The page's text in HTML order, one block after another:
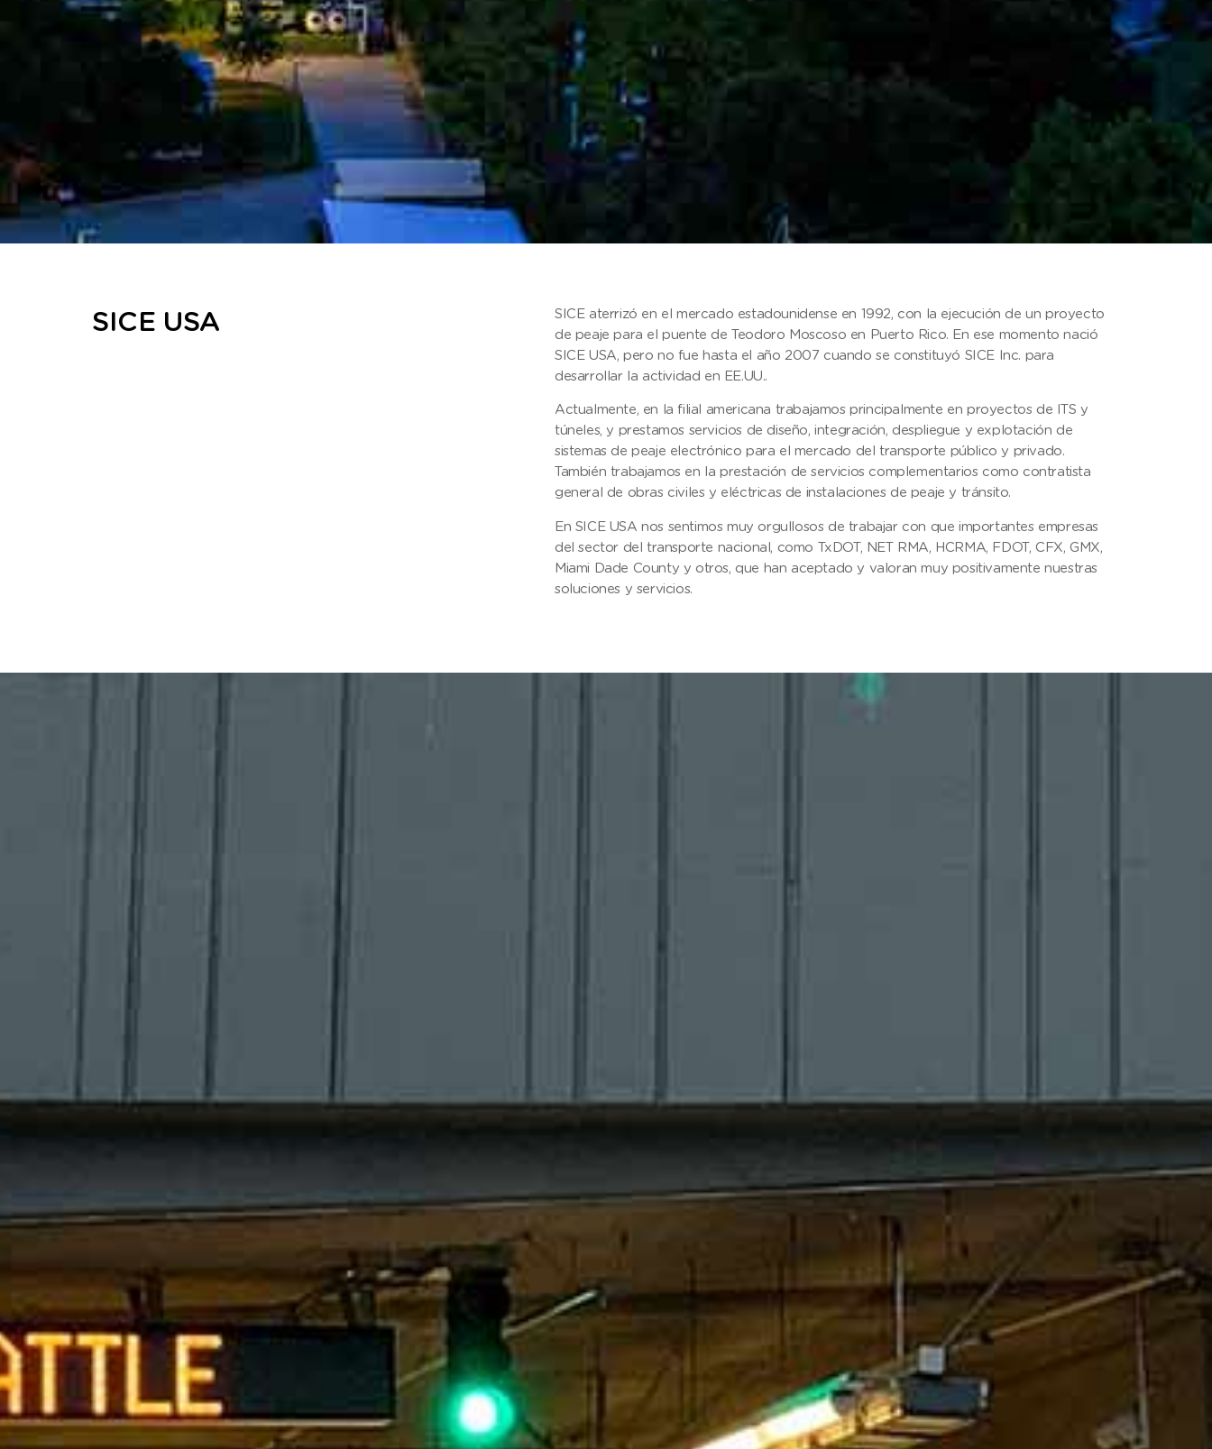
SICE USA
SICE aterrizó en el mercado estadounidense en 1992, con la ejecución de un proyecto
de peaje para el puente de Teodoro Moscoso en Puerto Rico. En ese momento nació
SICE USA, pero no fue hasta el año 2007 cuando se constituyó SICE Inc. para
desarrollar la actividad en EE.UU..
Actualmente, en la filial americana trabajamos principalmente en proyectos de ITS y
túneles, y prestamos servicios de diseño, integración, despliegue y explotación de
sistemas de peaje electrónico para el mercado del transporte público y privado.
También trabajamos en la prestación de servicios complementarios como contratista
general de obras civiles y eléctricas de instalaciones de peaje y tránsito.
En SICE USA nos sentimos muy orgullosos de trabajar con que importantes empresas
del sector del transporte nacional, como TxDOT, NET RMA, HCRMA, FDOT, CFX, GMX,
Miami Dade County y otros, que han aceptado y valoran muy positivamente nuestras
soluciones y servicios.